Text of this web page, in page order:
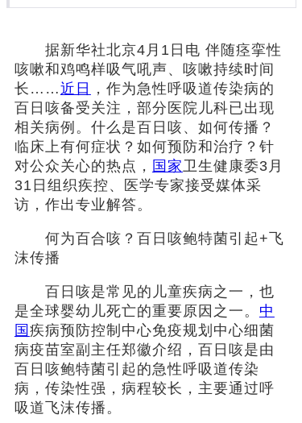
社会
时尚
文化
旅游
娱乐
据新华社北京4月1日电 伴随痉挛性
咳嗽和鸡鸣样吸气吼声、咳嗽持续时间
长……近日
，作为急性呼吸道传染病的
百日咳备受关注，部分医院儿科已出现
相关病例。什么是百日咳、如何传播？
临床上有何症状？如何预防和治疗？针
对公众关心的热点， 国家卫生健康委3月
31日组织疾控、医学专家接受媒体采
访，作出专业解答。
何为百合咳？百日咳鲍特菌引起+飞
沫传播
百日咳是常见的儿童疾病之一，也
是全球婴幼儿死亡的重要原因之一。 中
国 疾病预防控制中心免疫规划中心细菌
病疫苗室副主任郑徽介绍，百日咳是由
百日咳鲍特菌引起的急性呼吸道传染
病，传染性强，病程较长，主要通过呼
吸道飞沫传播。